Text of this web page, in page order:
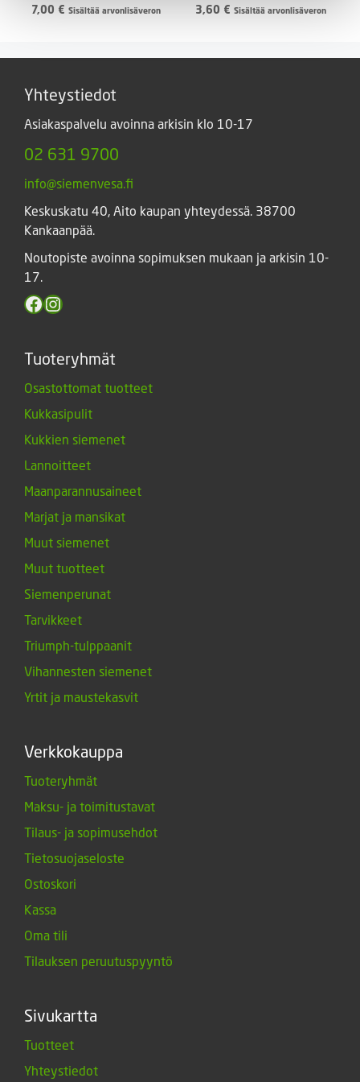
7,00 € Sisältää arvonlisäveron 3,60 € Sisältää arvonlisäveron
Yhteystiedot
Asiakaspalvelu avoinna arkisin klo 10-17
02 631 9700
info@siemenvesa.fi
Keskuskatu 40, Aito kaupan yhteydessä. 38700
Kankaanpää.
Noutopiste avoinna sopimuksen mukaan ja arkisin 10-
17.
Facebook
Instagram
Tuoteryhmät
Osastottomat tuotteet
Kukkasipulit
Kukkien siemenet
Lannoitteet
Maanparannusaineet
Marjat ja mansikat
Muut siemenet
Muut tuotteet
Siemenperunat
Tarvikkeet
Triumph-tulppaanit
Vihannesten siemenet
Yrtit ja maustekasvit
Verkkokauppa
Tuoteryhmät
Maksu- ja toimitustavat
Tilaus- ja sopimusehdot
Tietosuojaseloste
Ostoskori
Kassa
Oma tili
Tilauksen peruutuspyyntö
Sivukartta
Tuotteet
Yhteystiedot